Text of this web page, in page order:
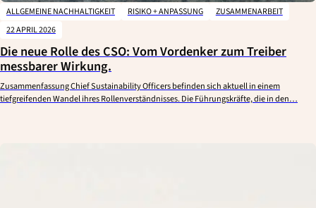
ALLGEMEINE NACHHALTIGKEIT RISIKO + ANPASSUNG
ZUSAMMENARBEIT
22 APRIL 2026
Die neue Rolle des CSO: Vom Vordenker zum Treiber
messbarer Wirkung.
Zusammenfassung Chief Sustainability Officers befinden sich aktuell in einem
tiefgreifenden Wandel ihres Rollenverständnisses. Die Führungskräfte, die in den…